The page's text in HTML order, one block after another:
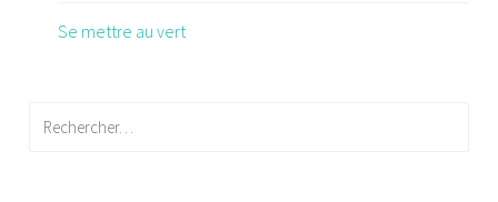
Se mettre au vert